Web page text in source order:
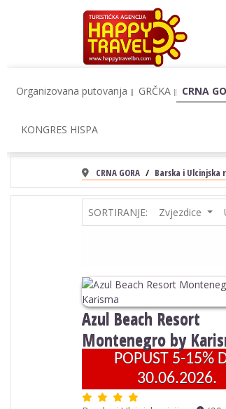
Organizovana putovanja GRČKA CRNA
KONGRES HISPA
CRNA GORA Barska i Ulcinjska
SORTIRANJE: Zvjezdice
Previous
Azul Beach Resort
Montenegro by
POPUST 5-15%
30.06.2026.